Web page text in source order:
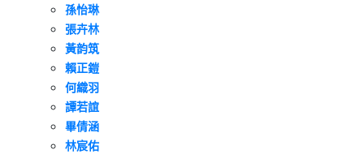
孫怡琳
張卉林
黃韵筑
賴正鎧
何織羽
譚若誼
畢倩涵
林宸佑